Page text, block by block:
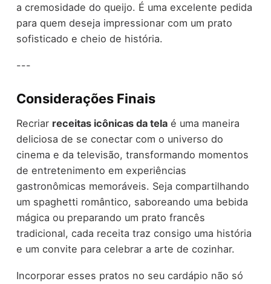
a cremosidade do queijo. É uma excelente pedida
para quem deseja impressionar com um prato
sofisticado e cheio de história.
---
Considerações Finais
Recriar receitas icônicas da telaé uma maneira
deliciosa de se conectar com o universo do
cinema e da televisão, transformando momentos
de entretenimento em experiências
gastronômicas memoráveis. Seja compartilhando
um spaghetti romântico, saboreando uma bebida
mágica ou preparando um prato francês
tradicional, cada receita traz consigo uma história
e um convite para celebrar a arte de cozinhar.
Incorporar esses pratos no seu cardápio não só